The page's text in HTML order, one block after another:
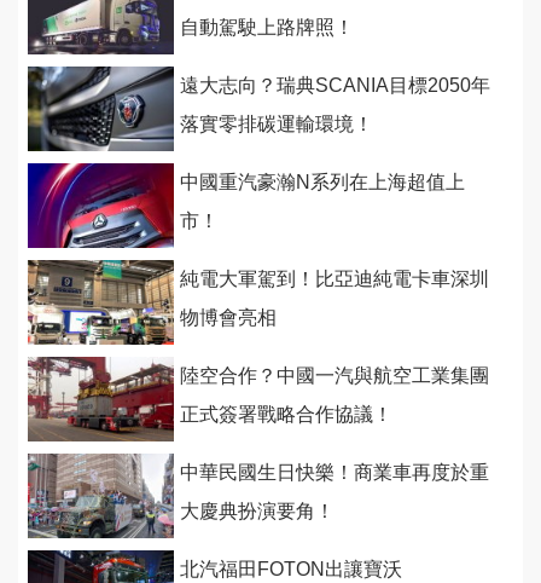
自動駕駛上路牌照！
遠大志向？瑞典SCANIA目標2050年
落實零排碳運輸環境！
中國重汽豪瀚N系列在上海超值上
市！
純電大軍駕到！比亞迪純電卡車深圳
物博會亮相
陸空合作？中國一汽與航空工業集團
正式簽署戰略合作協議！
中華民國生日快樂！商業車再度於重
大慶典扮演要角！
北汽福田FOTON出讓寶沃